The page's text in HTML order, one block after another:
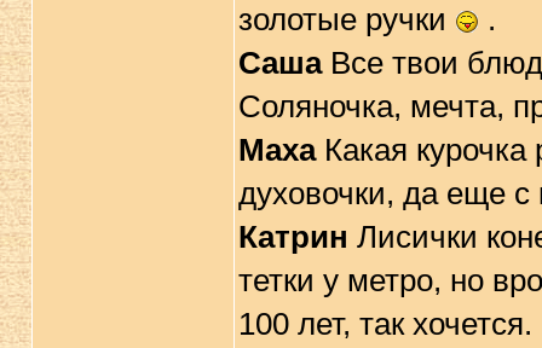
золотые ручки
.
СашаВсе твои
Соляночка, мечта,
МахаКакая курочка
духовочки, да еще
Катрин Лисички
тетки у метро, но
100 лет, так хочется.